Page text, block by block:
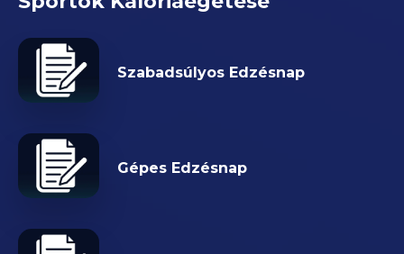
Szabadsúlyos Edzésnap
Gépes Edzésnap